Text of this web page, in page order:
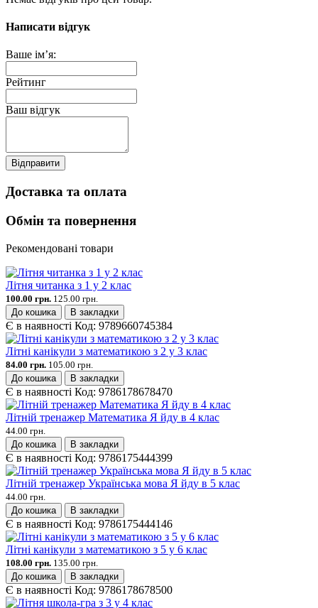
Написати відгук
Ваше ім’я:
Рейтинг
Ваш відгук
Відправити
Доставка та оплата
Обмін та повернення
Рекомендовані товари
Літня читанка з 1 у 2 клас
100.00 грн. 125.00 грн.
До кошика
В закладки
Є в наявності Код: 9789660745384
Літні канікули з математикою з 2 у 3 клас
84.00 грн. 105.00 грн.
До кошика
В закладки
Є в наявності Код: 9786178678470
Літній тренажер Математика Я йду в 4 клас
44.00 грн.
До кошика
В закладки
Є в наявності Код: 9786175444399
Літній тренажер Українська мова Я йду в 5 клас
44.00 грн.
До кошика
В закладки
Є в наявності Код: 9786175444146
Літні канікули з математикою з 5 у 6 клас
108.00 грн. 135.00 грн.
До кошика
В закладки
Є в наявності Код: 9786178678500